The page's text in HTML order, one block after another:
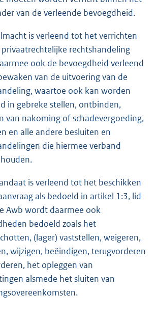
van de verleende bevoegdheid.
is verleend tot het verrichten
rechtshandeling
ook de bevoegdheid verleend
van de uitvoering van de
waartoe ook kan worden
in gebreke stellen, ontbinden,
van nakoming of schadevergoeding,
en alle andere besluiten en
die hiermee verband
is verleend tot het beschikken
als bedoeld in artikel 1:3, lid
Awb wordt daarmee ook
bedoeld zoals het
(lager) vaststellen, weigeren,
wijzigen, beëindigen, terugvorderen
het opleggen van
alsmede het sluiten van